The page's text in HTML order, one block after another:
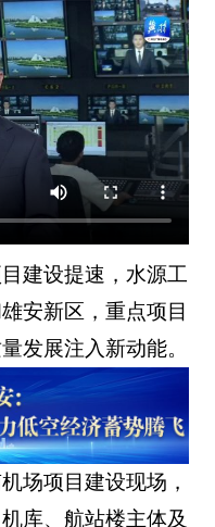
建设提速，水源工
安新区，重点项目
发展注入新动能。
场项目建设现场，
库、航站楼主体及